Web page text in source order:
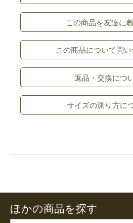
この商品を友達に
この商品について問
返品・交換につ
サイズの測り方に
ほかの商品を探す